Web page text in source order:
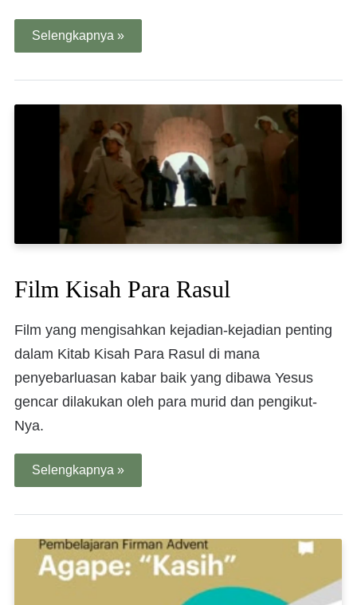
Selengkapnya »
Film Kisah Para Rasul
Film yang mengisahkan kejadian-kejadian penting
dalam Kitab Kisah Para Rasul di mana
penyebarluasan kabar baik yang dibawa Yesus
gencar dilakukan oleh para murid dan pengikut-
Nya.
Selengkapnya »